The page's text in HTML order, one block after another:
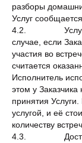
разборы
Услуг
4.2. Услуги
случае, если
участия во
считается
Исполнитель
этом у
принятия
услугой, и её
количеству встреч.
4.3. Доступ на